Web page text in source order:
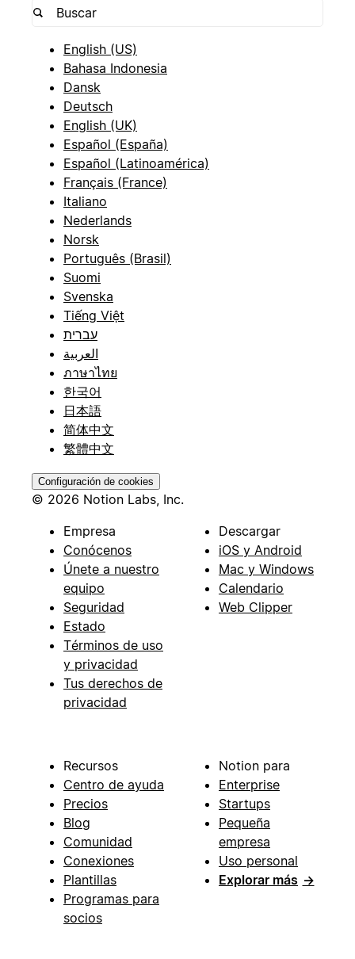
English (US)
Bahasa Indonesia
Dansk
Deutsch
English (UK)
Español (España)
Español (Latinoamérica)
Français (France)
Italiano
Nederlands
Norsk
Português (Brasil)
Suomi
Svenska
Tiếng Việt
עברית
العربية
ภาษาไทย
한국어
日本語
简体中文
繁體中文
Configuración de cookies
© 2026 Notion Labs, Inc.
Empresa
Conócenos
Únete a nuestro
equipo
Seguridad
Estado
Términos de uso
y privacidad
Tus derechos de
privacidad
Descargar
iOS y Android
Mac y Windows
Calendario
Web Clipper
Recursos
Centro de ayuda
Precios
Blog
Comunidad
Conexiones
Plantillas
Programas para
socios
Notion para
Enterprise
Startups
Pequeña
empresa
Uso personal
Explorar más →